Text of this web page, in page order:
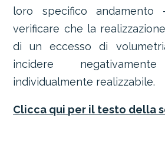
loro specifico andamento
verificare che la
di un eccesso di
incidere
individualmente realizzabile.
Clicca qui per il testo della